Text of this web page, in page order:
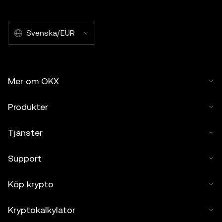
Svenska/EUR
Mer om OKX
Produkter
Tjänster
Support
Köp krypto
Kryptokalkylator